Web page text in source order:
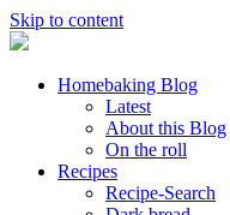
Skip to content
Homebaking Blog
Latest
About this Blog
On the roll
Recipes
Recipe-Search